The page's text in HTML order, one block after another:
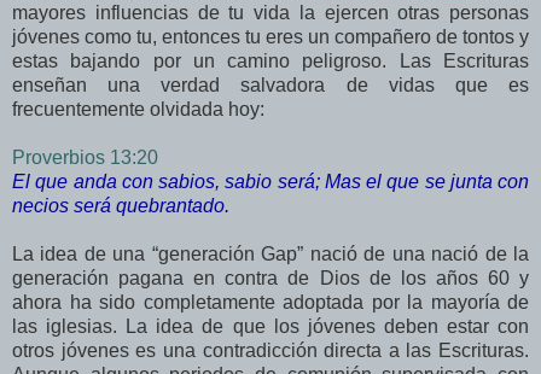
mayores influencias de tu vida la ejercen otras personas
jóvenes como tu, entonces tu eres un compañero de tontos y
estas bajando por un camino peligroso. Las Escrituras
enseñan una verdad salvadora de vidas que es
frecuentemente olvidada hoy:
Proverbios 13:20
El que anda con sabios, sabio será; Mas el que se junta con
necios será quebrantado.
La idea de una “generación Gap” nació de una nació de la
generación pagana en contra de Dios de los años 60 y
ahora ha sido completamente adoptada por la mayoría de
las iglesias. La idea de que los jóvenes deben estar con
otros jóvenes es una contradicción directa a las Escrituras.